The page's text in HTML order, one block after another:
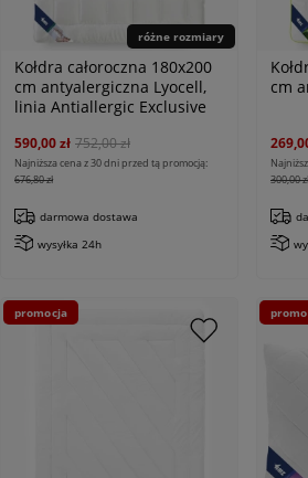
różne rozmiary
Kołdra całoroczna 180x200
cm antyalergiczna Lyocell,
linia Antiallergic Exclusive
590,00 zł 752,00 zł
Najniższa cena z 30 dni przed tą promocją:
676,80 zł
darmowa dostawa
wysyłka 24h
cm
300,00 zł
promocja